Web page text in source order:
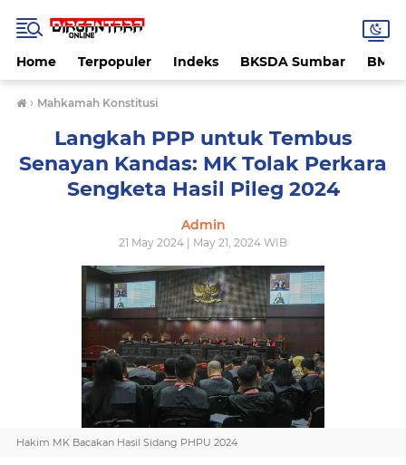
Home Terpopuler Indeks BKSDA Sumbar
› Mahkamah Konstitusi
Langkah PPP untuk Tembus
Senayan Kandas: MK Tolak Perkara
Sengketa Hasil Pileg 2024
Admin
21 May 2024 | May 21, 2024 WIB
Hakim MK Bacakan Hasil Sidang PHPU 2024